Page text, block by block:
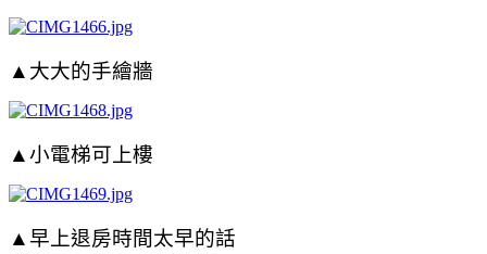
▲大大的手繪牆
▲小電梯可上樓
▲早上退房時間太早的話